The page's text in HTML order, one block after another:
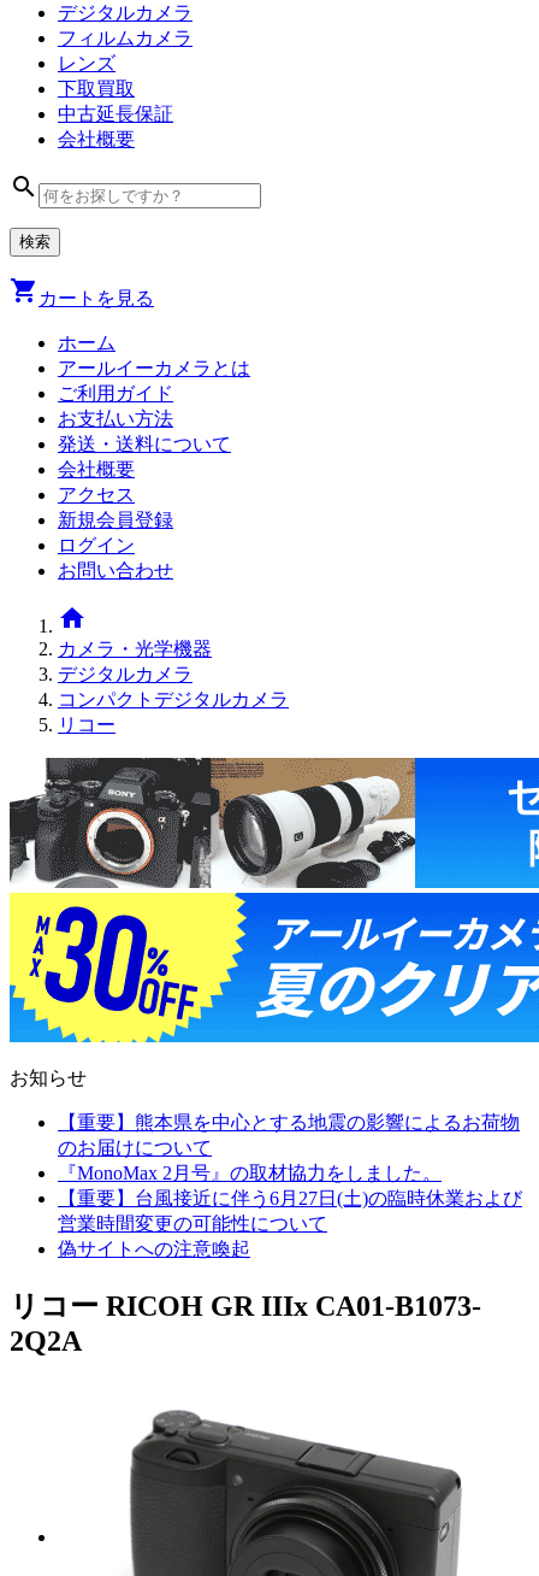
デジタルカメラ
フィルム カメラ
レンズ
下取買取
中古延長保証
会社概要
search
shopping_cart カートを見る
ホーム
アールイーカメラとは
ご利用ガイド
お支払い方法
発送・送料について
会社概要
アクセス
新規会員登録
ログイン
お問い合わせ
home
カメラ・光学機器
デジタルカメラ
コンパクトデジタルカメラ
リコー
お知らせ
【重要】熊本県を中心とする地震の影響によるお荷物
のお届けについて
『MonoMax 2月号』の取材協力をしました。
【重要】台風接近に伴う6月27日(土)の臨時休業および
営業時間変更の可能性について
偽サイトへの注意喚起
リコー RICOH GR IIIx CA01-B1073-
2Q2A